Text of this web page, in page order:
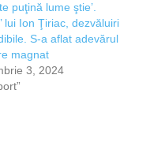
puţină lume ştie’.
lui Ion Ţiriac, dezvăluiri
S-a aflat adevărul
magnat
3, 2024